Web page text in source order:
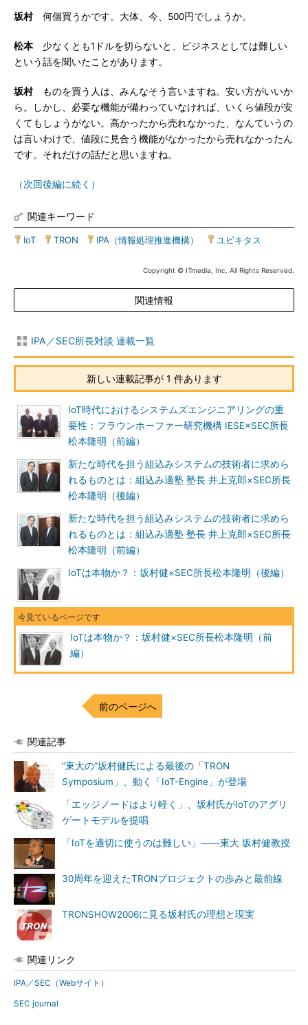
坂村何個買うかです。大体、今、500円でしょうか。
松本少なくとも1ドルを切らないと、ビジネスとしては難しい
という話を聞いたことがあります。
坂村ものを買う人は、みんなそう言いますね。安い方がいいか
ら。しかし、必要な機能が備わっていなければ、いくら値段が安
くてもしょうがない。高かったから売れなかった、なんていうの
は言いわけで、値段に見合う機能がなかったから売れなかったん
です。それだけの話だと思いますね。
（次回後編に続く）
関連キーワード
IoT TRON IPA（情報処理推進機構） ユビキタス
Copyright © ITmedia, Inc. All Rights Reserved.
関連情報
IPA／SEC所長対談 連載一覧
新しい連載記事が 1 件あります
IoT時代におけるシステムズエンジニアリングの重
要性：フラウンホーファー研究機構 IESE×SEC所長
松本隆明（前編）
新たな時代を担う組込みシステムの技術者に求めら
れるものとは：組込み適塾 塾長 井上克郎×SEC所長
松本隆明（後編）
新たな時代を担う組込みシステムの技術者に求めら
れるものとは：組込み適塾 塾長 井上克郎×SEC所長
松本隆明（前編）
IoTは本物か？：坂村健×SEC所長松本隆明（後編）
IoTは本物か？：坂村健×SEC所長松本隆明（前
編）
前のページへ
関連記事
“東大の”坂村健氏による最後の「TRON
Symposium」、動く「IoT-Engine」が登場
「エッジノードはより軽く」、坂村氏がIoTのアグリ
ゲートモデルを提唱
「IoTを適切に使うのは難しい」――東大 坂村健教授
30周年を迎えたTRONプロジェクトの歩みと最前線
TRONSHOW2006に見る坂村氏の理想と現実
関連リンク
IPA／SEC（Webサイト）
SEC journal